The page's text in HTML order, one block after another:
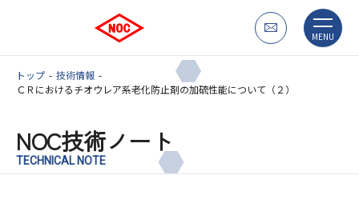
MENU
トップ
技術情報
ＣＲにおけるチオウレア系老化防止剤の加硫性能について（２）
NOC技術ノート
TECHNICAL NOTE